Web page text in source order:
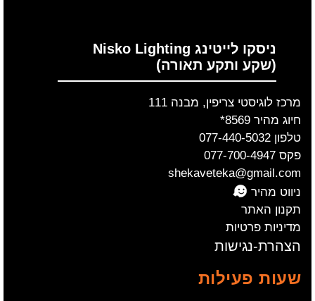
ניסקו לייטינג Nisko Lighting
(שקע ותקע תאורה)
מרכז לוגיסטי צריפין, מבנה 111
חיוג מהיר 8569*
טלפון 077-440-5032
פקס 077-700-4947
shekaveteka@gmail.com
ניווט מהיר
תקנון האתר
מדיניות פרטיות
הצהרת-נגישות
שעות פעילות